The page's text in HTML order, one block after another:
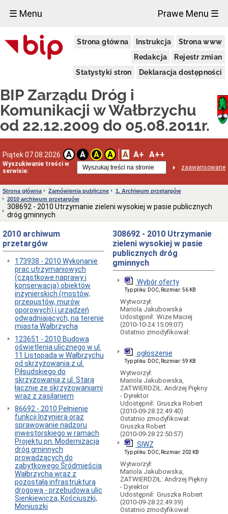
☰ Menu Prawe Menu ☰
Strona główna Instrukcja
Strona www
Redakcja
Rejestr zmian
Statystyki stron
Deklaracja dostępności
BIP Zarządu Dróg i
Komunikacji w Wałbrzychu
od 22.12.2009 do 05.08.2011r.
Piątek 07.08.2026 A A A A A A+ A++
Wyszukiwanie treści w
serwisie:
zaawansowane
Publiczny
Transport
Zbiorowy
bezpośredniego
zawarcia
umowy
KANAŁY
TECHNOLOGICZNE
Wykaz
inwestycji
NIEPEŁNOSPRAWNE
Poradnik
wobec
osób
niepełnosprawnych
Przewóz
dzieci
niepełnosprawnych
Publiczna
autobusowa
komunikacja
miejska
PARKOWANIE
płatne
Miejsca
postojowe
dla
osób
niepełnosprawnych
DROGI
Informacje
ogólne
Rachunek
ZIMA
2010-
Podział
dróg
Wałbrzychu
Przebieg
dróg
gminnych
Strona główna Zamówienia publiczne
1. Archiwum przetargów
2010 archiwum przetargów
308692 - 2010 Utrzymanie zieleni wysokiej w pasie publicznych
dróg gminnych
2010 archiwum
przetargów
173938 - 2010 Wykonanie
prac utrzymaniowych
(cząstkowe naprawy i
konserwacja) obiektów
inżynierskich (mostów,
przepustów, murów
oporowych) i urządzeń
odwadniających, na terenie
miasta Wałbrzycha
123651 - 2010 Budowa
oświetlenia ulicznego w ul.
11 Listopada w Wałbrzychu
od skrzyżowania z ul.
Piłsudskiego do
skrzyżowania z ul. Starą
łącznie ze skrzyżowaniami
wraz z zasilaniem
86692 - 2010 Pełnienie
funkcji Inżyniera oraz
sprawowanie nadzoru
inwestorskiego w ramach
Projektu pn. Modernizacja
dróg gminnych
prowadzących do
zabytkowego Śródmieścia
Wałbrzycha wraz z
pozostałą infrastrukturą
drogową - przebudowa ulic
Sienkiewicza, Kościuszki,
Moniuszki
308692 - 2010 Utrzymanie
zieleni wysokiej w pasie
publicznych dróg
gminnych
Wybór oferty
Typ pliku: DOC, Rozmiar: 56 KB
Wytworzył:
Mariola Jakubowska
Udostępnił: Wize Maciej
(2010-10-24 15:09:07)
Ostatnio zmodyfikował:
ogłoszenie
Typ pliku: DOC, Rozmiar: 59 KB
Wytworzył:
Mariola Jakubowska,
ZATWIERDZIŁ: Andrzej Piękny
- Dyrektor
Udostępnił: Gruszka Robert
(2010-09-28 22:49:40)
Ostatnio zmodyfikował:
Gruszka Robert
(2010-09-28 22:50:57)
SIWZ
Typ pliku: DOC, Rozmiar: 202 KB
Wytworzył:
Mariola Jakubowska,
ZATWIERDZIŁ: Andrzej Piękny
- Dyrektor
Udostępnił: Gruszka Robert
(2010-09-28 22:49:39)
Ostatnio zmodyfikował:
×